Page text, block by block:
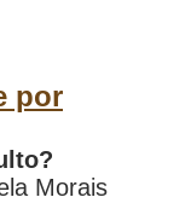
por
Morais